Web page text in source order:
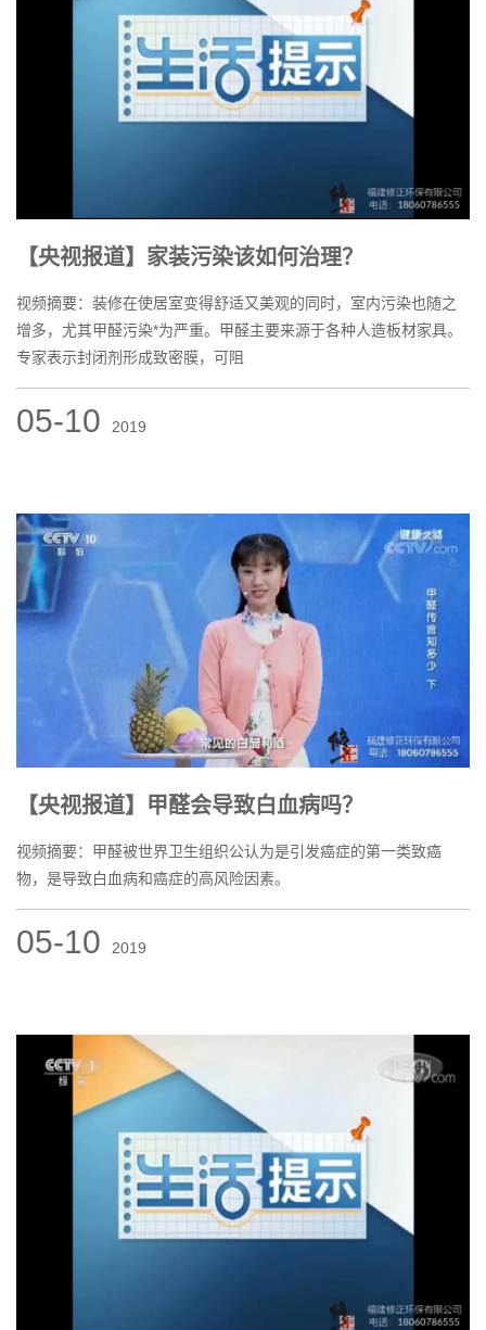
【央视报道】家装污染该如何治理？
视频摘要：装修在使居室变得舒适又美观的同时，室内污染也随之
增多，尤其甲醛污染*为严重。甲醛主要来源于各种人造板材家具。
专家表示封闭剂形成致密膜，可阻
05-10 2019
【央视报道】甲醛会导致白血病吗？
视频摘要：甲醛被世界卫生组织公认为是引发癌症的第一类致癌
物，是导致白血病和癌症的高风险因素。
05-10 2019